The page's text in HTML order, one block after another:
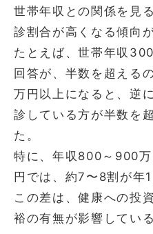
世帯年収との関係を見
診割合が高くなる傾向
たとえば、世帯年収
回答が、半数を超える
万円以上になると、逆
診している方が半数を
た。
特に、年収800～900
円では、約7〜8割が年
この差は、健康への投
裕の有無が影響してい